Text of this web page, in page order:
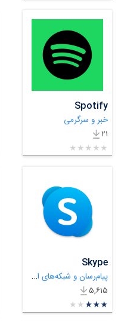
Spotify
خبر و سرگرمی
۲۱
★★★★★
★
★
★
★
★
Skype
پیام‌رسان و شبکه‌های اجتماعی
۵,۶۱۵
★★★★★
★
★
★
★
★